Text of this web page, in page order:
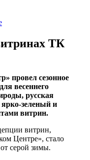
ТК
провел сезонное
весеннего
русская
ярко-зеленый и
витрин.
витрин,
Центре», стало
серой зимы.